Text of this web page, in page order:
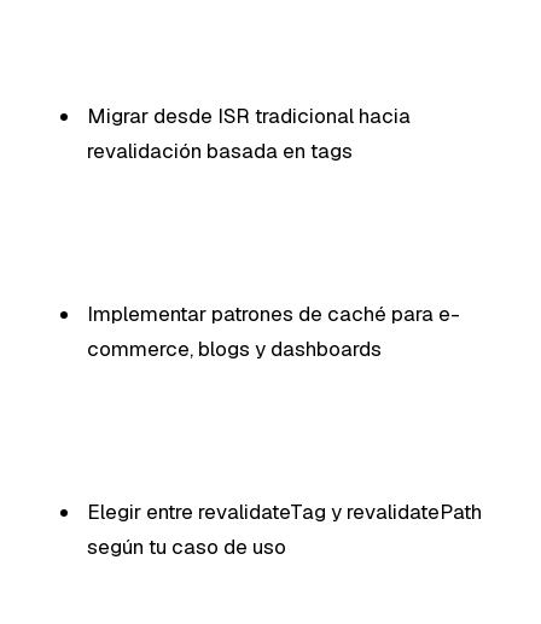
Migrar desde ISR tradicional hacia
revalidación basada en tags
Implementar patrones de caché para e-
commerce, blogs y dashboards
Elegir entre revalidateTag y revalidatePath
según tu caso de uso